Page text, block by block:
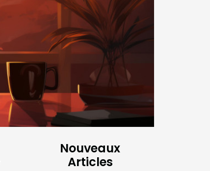
Nouveaux
Articles